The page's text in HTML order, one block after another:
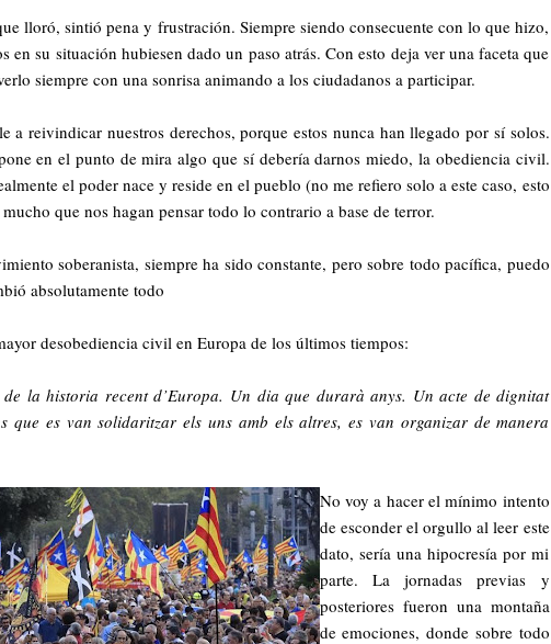
lloró, sintió pena y frustración. Siempre siendo consecuente con lo que hizo,
en su situación hubiesen dado un paso atrás. Con esto deja ver una faceta que
siempre con una sonrisa animando a los ciudadanos a participar.
a reivindicar nuestros derechos, porque estos nunca han llegado por sí solos.
en el punto de mira algo que sí debería darnos miedo, la obediencia civil.
el poder nace y reside en el pueblo (no me refiero solo a este caso, esto
que nos hagan pensar todo lo contrario a base de terror.
soberanista, siempre ha sido constante, pero sobre todo pacífica, puedo
absolutamente todo
desobediencia civil en Europa de los últimos tiempos:
de la historia recent d’Europa. Un dia que durarà anys. Un acte de dignitat
es van solidaritzar els uns amb els altres, es van organizar de manera
No voy a hacer el mínimo intento
de esconder el orgullo al leer este
dato, sería una hipocresía por mi
parte. La jornadas previas y
posteriores fueron una montaña
de emociones, donde sobre todo